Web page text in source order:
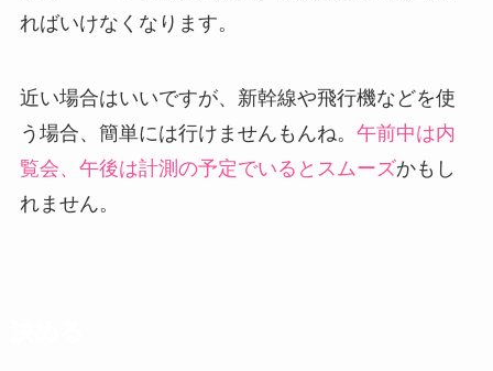
ればいけなくなります。
近い場合はいいですが、新幹線や飛行機などを使
う場合、簡単には行けませんもんね。 午前中は内
覧会、午後は計測の予定でいるとスムーズかもし
れません。